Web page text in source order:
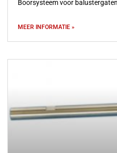
Boorsysteem voor
MEER INFORMATIE »